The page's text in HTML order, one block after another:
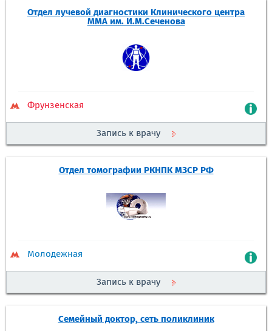
Отдел лучевой диагностики Клинического центра
ММА им. И.М.Сеченова
Фрунзенская
Запись к врачу
Отдел томографии РКНПК МЗCP РФ
Молодежная
Запись к врачу
Семейный доктор, сеть поликлиник